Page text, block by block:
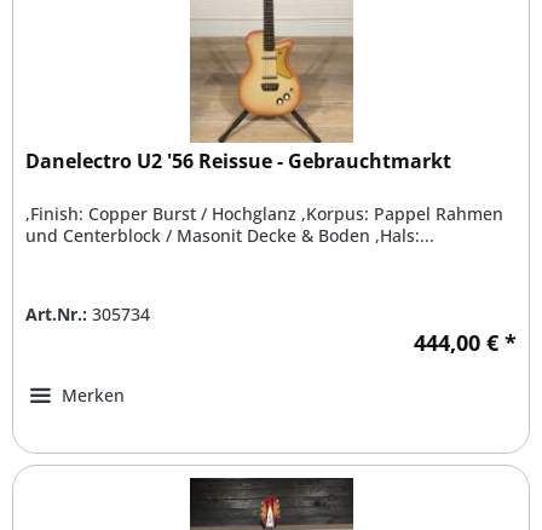
Danelectro U2 '56 Reissue - Gebrauchtmarkt
,Finish: Copper Burst / Hochglanz ,Korpus: Pappel Rahmen
und Centerblock / Masonit Decke & Boden ,Hals:...
Art.Nr.: 305734
444,00 € *
Merken